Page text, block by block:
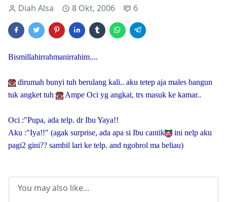
Diah Alsa 8 Okt, 2006 6
Bismillahirrahmanirrahim....
dirumah bunyi tuh berulang kali.. aku tetep aja males bangun
tuk angket tuh
Ampe Oci yg angkat, trs masuk ke kamar..
Oci :"Pupa, ada telp. dr Ibu Yaya!!
Aku :"Iya!!" (agak surprise, ada apa si Ibu cantik
ini nelp aku
pagi2 gini?? sambil lari ke telp. and ngobrol ma beliau)
You may also like...